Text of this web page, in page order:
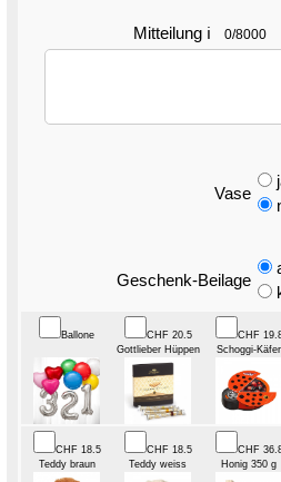
Mitteilung ℹ 0/8000
Vase
Geschenk-Beilage
Ballone
CHF 20.5
Gottlieber Hüppen
CHF
Schoggi-Käfer
CHF 18.5
Teddy braun
CHF 18.5
Teddy weiss
CHF
Honig 350 g